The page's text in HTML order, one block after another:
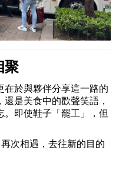
聚
在於與夥伴分享這一路的
是美食中的歡聲笑語，
。即使鞋子「罷工」，但
次相遇，去往新的目的